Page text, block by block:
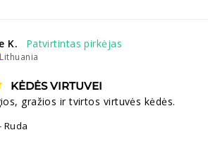
K.
Lithuania
KĖDĖS VIRTUVEI
gražios ir tvirtos virtuvės kėdės.
Ruda